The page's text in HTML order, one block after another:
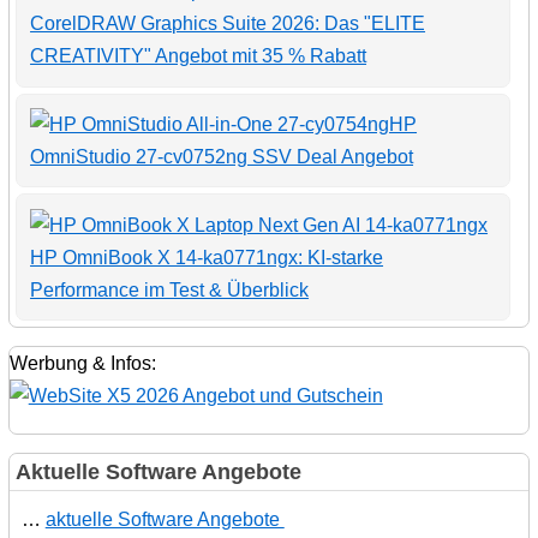
CorelDRAW Graphics Suite 2026: Das "ELITE
CREATIVITY" Angebot mit 35 % Rabatt
HP
OmniStudio 27-cv0752ng SSV Deal Angebot
HP OmniBook X 14-ka0771ngx: KI-starke
Performance im Test & Überblick
Werbung & Infos:
Aktuelle Software Angebote
… aktuelle Software Angebote